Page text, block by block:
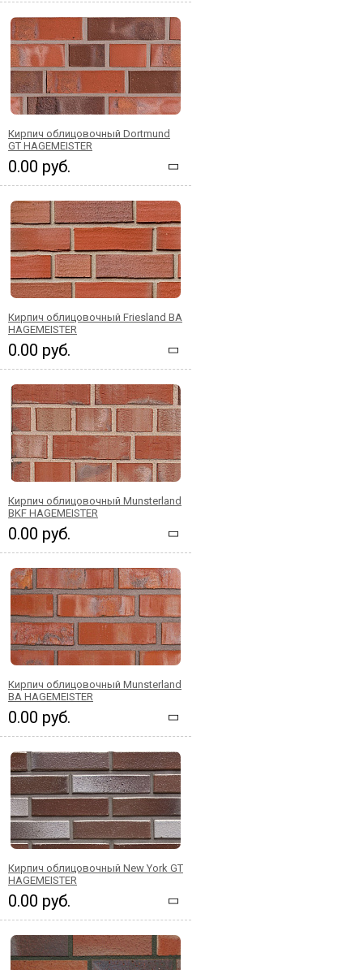
Кирпич облицовочный Dortmund
GT HAGEMEISTER
0.00 руб.
Кирпич облицовочный Friesland BA
HAGEMEISTER
0.00 руб.
Кирпич облицовочный Munsterland
BKF HAGEMEISTER
0.00 руб.
Кирпич облицовочный Munsterland
BA HAGEMEISTER
0.00 руб.
Кирпич облицовочный New York GT
HAGEMEISTER
0.00 руб.